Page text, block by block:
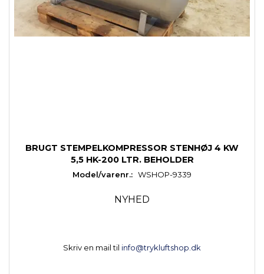
BRUGT STEMPELKOMPRESSOR STENHØJ 4 KW
5,5 HK-200 LTR. BEHOLDER
Model/varenr.: WSHOP-9339
NYHED
Skriv en mail til info@trykluftshop.dk